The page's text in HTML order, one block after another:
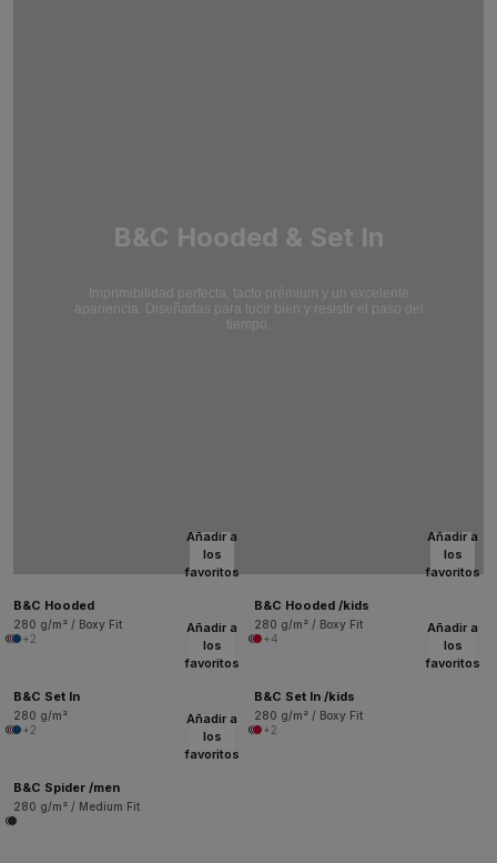
B&C Hooded & Set In
Imprimibilidad perfecta, tacto prémium y un excelente
apariencia. Diseñadas para lucir bien y resistir el paso del
tiempo.
Añadir a
los
favoritos
B&C Hooded
280 g/m² / Boxy Fit
+2
Añadir a
los
favoritos
B&C Hooded /kids
280 g/m² / Boxy Fit
+4
Añadir a
los
favoritos
B&C Set In
280 g/m²
+2
Añadir a
los
favoritos
B&C Set In /kids
280 g/m² / Boxy Fit
+2
Añadir a
los
favoritos
B&C Spider /men
280 g/m² / Medium Fit